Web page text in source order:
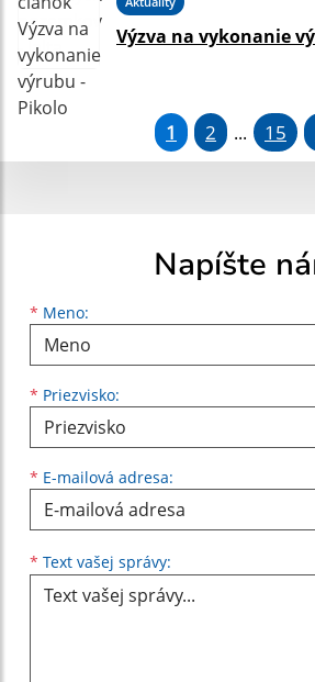
Výzva na vykonanie
1 2 ... 15
Napíšte
* Meno:
Meno
* Priezvisko:
Priezvisko
* E-mailová adresa:
E-mailová adresa
* Text vašej správy: